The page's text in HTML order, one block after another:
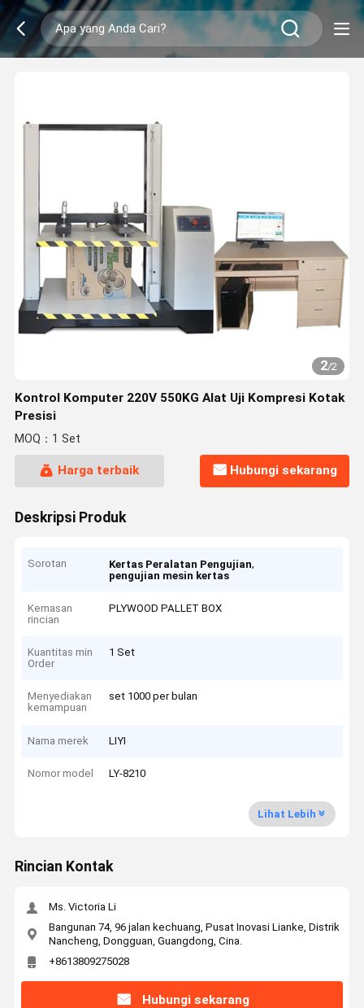
2/2
Kontrol Komputer 220V 550KG Alat Uji Kompresi Kotak
Presisi
MOQ：1 Set
Harga terbaik Hubungi sekarang
Deskripsi Produk
Sorotan Kertas Peralatan Pengujian,
pengujian mesin kertas
Kemasan
rincian
PLYWOOD PALLET BOX
Kuantitas min
Order
1 Set
Menyediakan
kemampuan
set 1000 per bulan
Nama merek LIYI
Nomor model LY-8210
Lihat Lebih
Rincian Kontak
Ms. Victoria Li
Bangunan 74, 96 jalan kechuang, Pusat Inovasi Lianke, Distrik
Nancheng, Dongguan, Guangdong, Cina.
+8613809275028
Hubungi sekarang